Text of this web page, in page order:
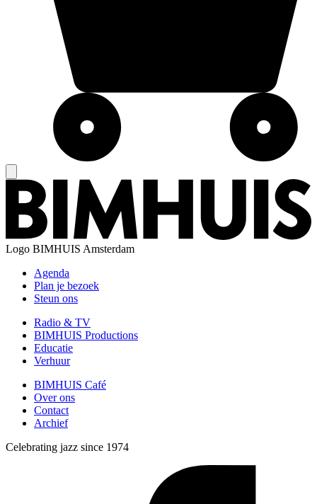
Logo BIMHUIS Amsterdam
Agenda
Plan je bezoek
Steun ons
Radio & TV
BIMHUIS Productions
Educatie
Verhuur
BIMHUIS Café
Over ons
Contact
Archief
Celebrating jazz since 1974